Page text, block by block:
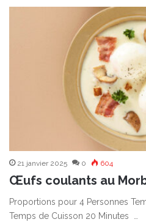
21 janvier 2025 0 604
Œufs coulants au
Proportions pour 4 Personnes
Temps de Cuisson 20 Minutes …